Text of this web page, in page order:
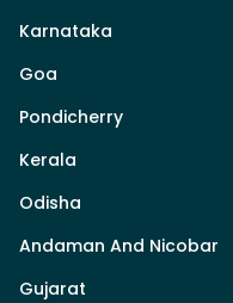
Karnataka
Goa
Pondicherry
Kerala
Odisha
Andaman And Nicobar
Gujarat